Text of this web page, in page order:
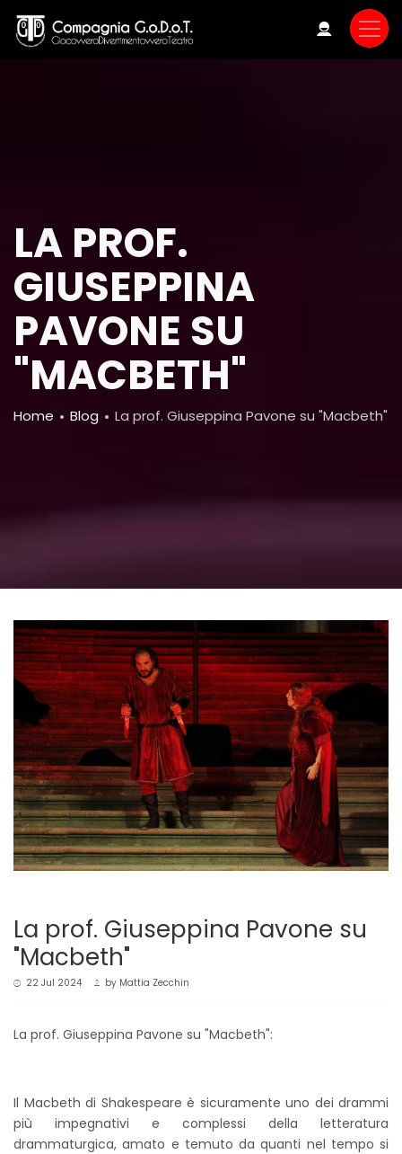
main
LA PROF.
GIUSEPPINA
PAVONE SU
"MACBETH"
Breadcrumb
Home Blog La prof. Giuseppina Pavone su "Macbeth"
La prof. Giuseppina Pavone su
"Macbeth"
22 Jul 2024 by Mattia Zecchin
La prof. Giuseppina Pavone su "Macbeth":
Il Macbeth di Shakespeare è sicuramente uno dei drammi
più impegnativi e complessi della letteratura
drammaturgica, amato e temuto da quanti nel tempo si